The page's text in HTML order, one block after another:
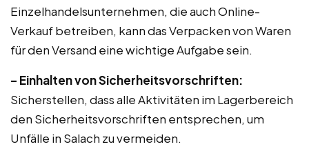
Einzelhandelsunternehmen, die auch Online-
Verkauf betreiben, kann das Verpacken von Waren
für den Versand eine wichtige Aufgabe sein.
– Einhalten von Sicherheitsvorschriften:
Sicherstellen, dass alle Aktivitäten im Lagerbereich
den Sicherheitsvorschriften entsprechen, um
Unfälle in Salach zu vermeiden.